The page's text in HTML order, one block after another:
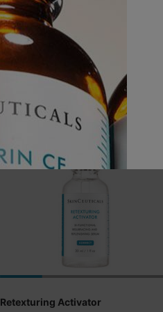
TUTUSTU
Retexturing Activator